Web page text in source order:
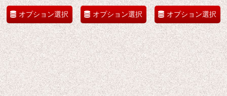
オプション選択 オプション選択 オプション選択